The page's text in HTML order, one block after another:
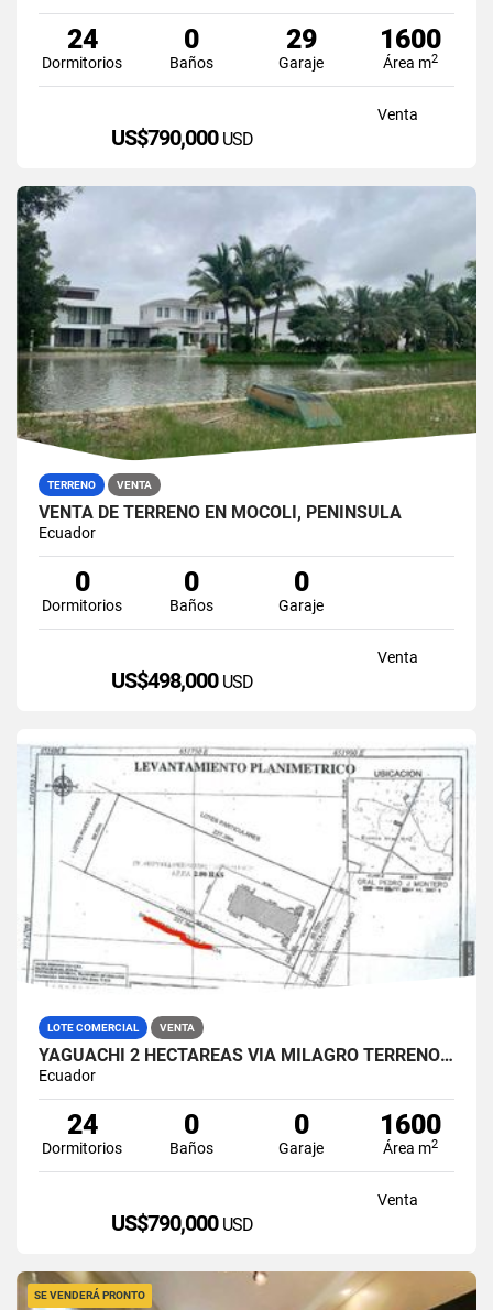
24
Dormitorios
0
Baños
29
Garaje
1600
Área m2
Venta
US$790,000 USD
TERRENO VENTA
VENTA DE TERRENO EN MOCOLI, PENÍNSULA
Ecuador
0
Dormitorios
0
Baños
0
Garaje
Venta
US$498,000 USD
LOTE COMERCIAL VENTA
YAGUACHI 2 HECTÁREAS VIA MILAGRO TERRENO INDUSTRIAL EN VENTA
Ecuador
24
Dormitorios
0
Baños
0
Garaje
1600
Área m2
Venta
US$790,000 USD
SE VENDERÁ PRONTO